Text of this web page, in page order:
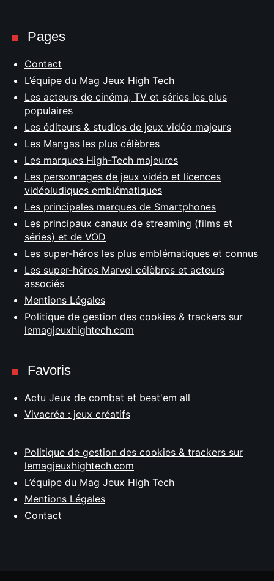
Pages
Contact
L’équipe du Mag Jeux High Tech
Les acteurs de cinéma, TV et séries les plus
populaires
Les éditeurs & studios de jeux vidéo majeurs
Les Mangas les plus célèbres
Les marques High-Tech majeures
Les personnages de jeux vidéo et licences
vidéoludiques emblématiques
Les principales marques de Smartphones
Les principaux canaux de streaming (films et
séries) et de VOD
Les super-héros les plus emblématiques et connus
Les super-héros Marvel célèbres et acteurs
associés
Mentions Légales
Politique de gestion des cookies & trackers sur
lemagjeuxhightech.com
Favoris
Actu Jeux de combat et beat'em all
Vivacréa : jeux créatifs
Politique de gestion des cookies & trackers sur
lemagjeuxhightech.com
L’équipe du Mag Jeux High Tech
Mentions Légales
Contact